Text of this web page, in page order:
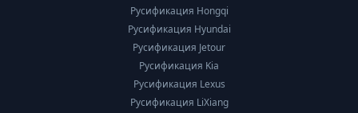
Русификация Hongqi
Русификация Hyundai
Русификация Jetour
Русификация Kia
Русификация Lexus
Русификация LiXiang